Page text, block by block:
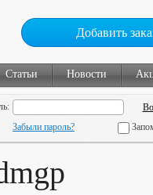
Добавить
Статьи Новости
Забыли пароль?